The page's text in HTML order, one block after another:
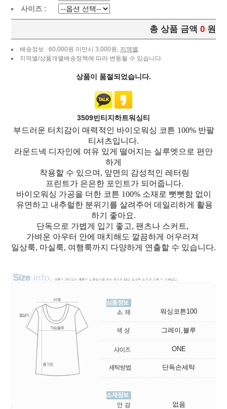
사이즈 :
총 상품 금액 0 원
배송정보 : 60,000원 미만시 3,000원, 지역별
지역별/상품개별배송정책에 따라 변동될 수 있습니다
상품이 품절되었습니다.
3509빈티지하트워싱티
부드러운 터치감이 매력적인 바이오워싱 코튼 100% 반팔
티셔츠입니다.
라운드넥 디자인에 여유 있게 떨어지는 실루엣으로 편안
하게
착용할 수 있으며, 앞면의 감성적인 레터링
프린트가 은은한 포인트가 되어줍니다.
바이오워싱 가공을 더한 코튼 100% 소재로 뻣뻣함 없이
유연하고 내추럴한 분위기를 살려주어 데일리하게 활용
하기 좋아요.
단독으로 가볍게 입기 좋고, 팬츠나 스커트,
가벼운 아우터 안에 매치해도 깔끔하게 어우러져
일상룩, 마실룩, 여행룩까지 다양하게 연출할 수 있습니다.
워싱코튼100
그레이,블루
ONE
단독손세탁
없음